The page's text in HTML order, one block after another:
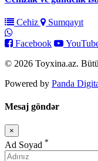
Cehiz Sumqayıt
Facebook
© 2026 Toyxina.az.
Powered by Panda
Mesaj göndər
×
Bağla
Ad Soyad *